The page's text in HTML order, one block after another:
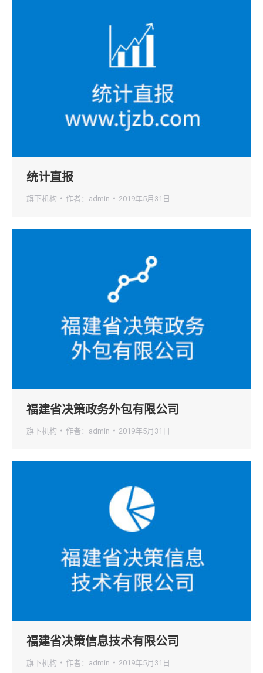
统计直报
旗下机构 作者： admin 2019年5月31日
福建省决策政务外包有限公司
旗下机构 作者： admin 2019年5月31日
福建省决策信息技术有限公司
旗下机构 作者： admin 2019年5月31日